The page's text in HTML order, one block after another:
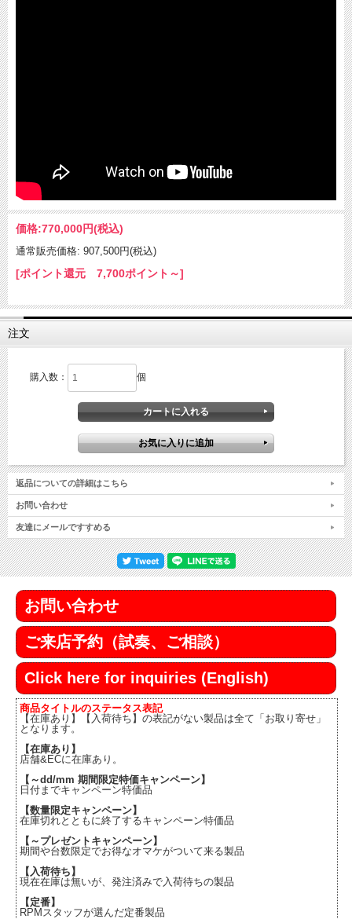
価格:770,000円(税込)
通常販売価格: 907,500円(税込)
[ポイント還元 7,700ポイント～]
注文
購入数： 個
返品についての詳細はこちら
お問い合わせ
友達にメールですすめる
お問い合わせ
ご来店予約（試奏、ご相談）
Click here for inquiries (English)
商品タイトルのステータス表記
【在庫あり】【入荷待ち】の表記がない製品は全て「お取り寄せ」
となります。
【在庫あり】
店舗&ECに在庫あり。
【～dd/mm 期間限定特価キャンペーン】
日付までキャンペーン特価品
【数量限定キャンペーン】
在庫切れとともに終了するキャンペーン特価品
【～プレゼントキャンペーン】
期間や台数限定でお得なオマケがついて来る製品
【入荷待ち】
現在在庫は無いが、発注済みで入荷待ちの製品
【定番】
RPMスタッフが選んだ定番製品